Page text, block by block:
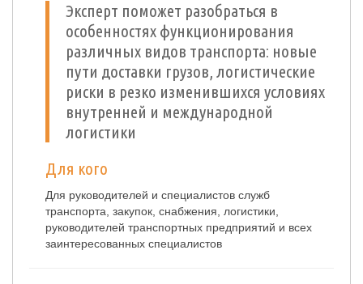
Эксперт поможет разобраться в
особенностях функционирования
различных видов транспорта: новые
пути доставки грузов, логистические
риски в резко изменившихся условиях
внутренней и международной
логистики
Для кого
Для руководителей и специалистов служб
транспорта, закупок, снабжения, логистики,
руководителей транспортных предприятий и всех
заинтересованных специалистов